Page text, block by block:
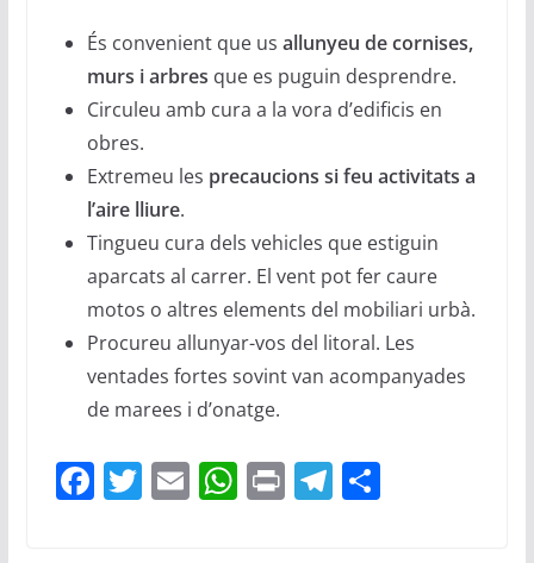
És convenient que us allunyeu de cornises,
murs i arbres que es puguin desprendre.
Circuleu amb cura a la vora d’edificis en
obres.
Extremeu les precaucions si feu activitats a
l’aire lliure.
Tingueu cura dels vehicles que estiguin
aparcats al carrer. El vent pot fer caure
motos o altres elements del mobiliari urbà.
Procureu allunyar-vos del litoral. Les
ventades fortes sovint van acompanyades
de marees i d’onatge.
F T E W PrT C